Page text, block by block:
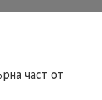
част от